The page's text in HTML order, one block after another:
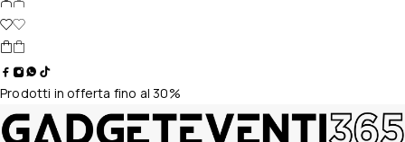
Prodotti in offerta fino al 30%